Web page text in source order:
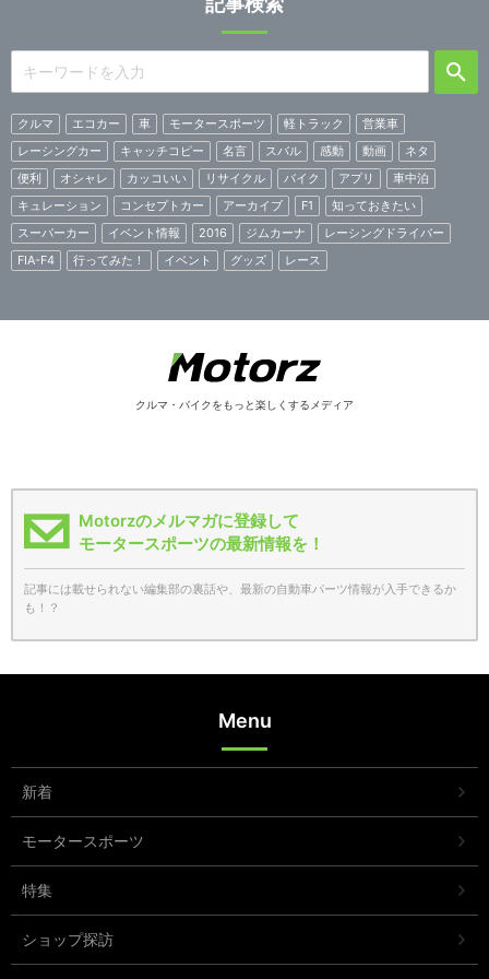
クルマ エコカー 車 モータースポーツ 軽トラック
営業車
レーシングカー
キャッチコピー 名言 スバル 感動 動画
ネタ
便利
オシャレ カッコいい リサイクル バイク アプリ
車中泊
キュレーション
コンセプトカー アーカイブ F1
知っておきたい
スーパーカー
イベント情報 2016 ジムカーナ
レーシングドライバー
FIA-F4
行ってみた！ イベント グッズ レース
クルマ・バイクをもっと楽しくするメディア
Motorzのメルマガに登録して
モータースポーツの最新情報を！
記事には載せられない編集部の裏話や、最新の自動車パーツ情報が入手できるか
も！？
Menu
新着
モータースポーツ
特集
ショップ探訪